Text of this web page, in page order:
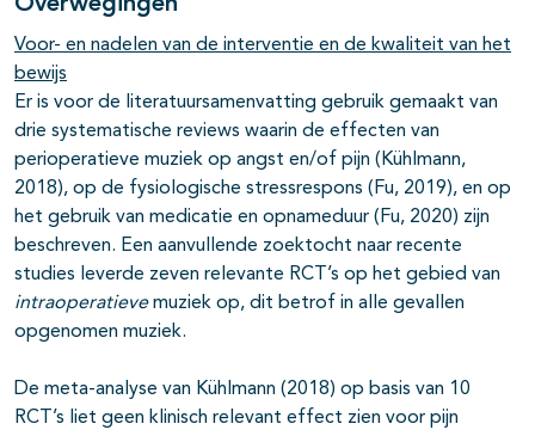
Overwegingen
Voor- en nadelen van de interventie en de kwaliteit van het
bewijs
Er is voor de literatuursamenvatting gebruik gemaakt van
drie systematische reviews waarin de effecten van
perioperatieve muziek op angst en/of pijn (Kühlmann,
2018), op de fysiologische stressrespons (Fu, 2019), en op
het gebruik van medicatie en opnameduur (Fu, 2020) zijn
beschreven. Een aanvullende zoektocht naar recente
studies leverde zeven relevante RCT’s op het gebied van
intraoperatievemuziek op, dit betrof in alle gevallen
opgenomen muziek.
De meta-analyse van Kühlmann (2018) op basis van 10
RCT’s liet geen klinisch relevant effect zien voor pijn